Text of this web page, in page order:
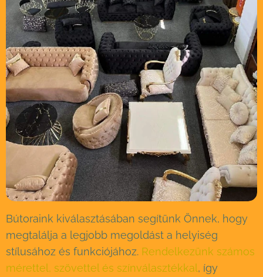
Bútoraink kiválasztásában segítünk Önnek, hogy
megtalálja a legjobb megoldást a helyiség
stílusához és funkciójához. Rendelkezünk számos
mérettel, szövettel és színválasztékkal, így